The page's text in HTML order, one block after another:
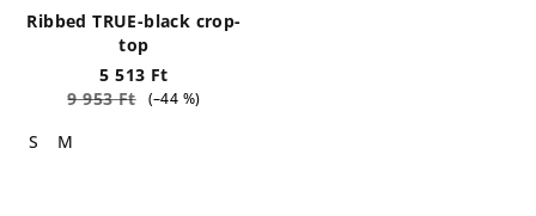
Ribbed TRUE-black crop-
top
5 513 Ft
9 953 Ft
(–44 %)
S M